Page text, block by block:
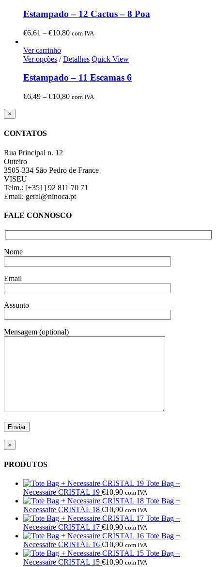
Estampado – 12 Cactus – 8 Poa
€6,61 – €10,80Price
through
com IVA
Ver carrinho
Ver opções / Detalhes Quick View
Estampado – 11 Escamas 6
€6,49 – €10,80Price
com IVA
Close
product
view
×
CONTATOS
Rua Principal n. 12
Outeiro
3505-334 São Pedro de France
VISEU
Telm.: [+351] 92 811 70 71
Email: geral@ninoca.pt
FALE CONNOSCO
Nome
Email
Assunto
Mensagem (optional)
×
PRODUTOS
Tote Bag +
Necessaire CRISTAL 19 €10,90 com IVA
Tote Bag +
Necessaire CRISTAL 18 €10,90 com IVA
Tote Bag +
Necessaire CRISTAL 17 €10,90 com IVA
Tote Bag +
Necessaire CRISTAL 16 €10,90 com IVA
Tote Bag +
Necessaire CRISTAL 15 €10,90 com IVA